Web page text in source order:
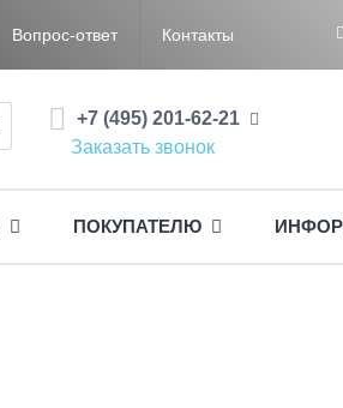
Вопрос-ответ Контакты
+7 (495) 201-62-21
Заказать звонок
ПОКУПАТЕЛЮ